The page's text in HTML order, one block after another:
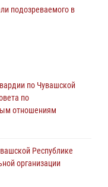
подозреваемого в
гвардии
армии Виктор Золотов
с профессиональным
изъята крупная
по Чувашской
по
отношениям
Республике
организации